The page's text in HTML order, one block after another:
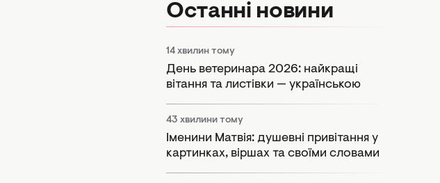
Останні новини
14 хвилин тому
День ветеринара 2026: найкращі
вітання та листівки — українською
43 хвилини тому
Іменини Матвія: душевні привітання у
картинках, віршах та своїми словами